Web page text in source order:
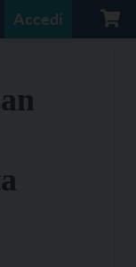
Accedi